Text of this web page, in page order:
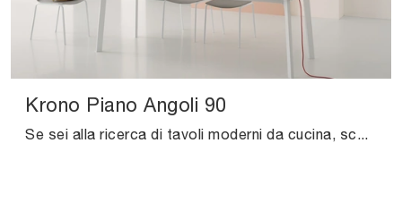
Krono Piano Angoli 90